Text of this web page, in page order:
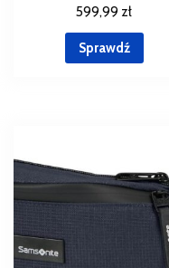
599,99 zł
Sprawdź